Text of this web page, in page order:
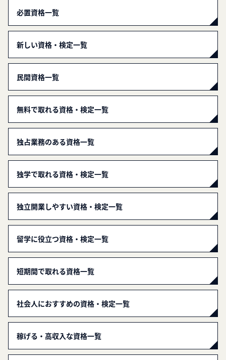
必置資格一覧
新しい資格・検定一覧
民間資格一覧
無料で取れる資格・検定一覧
独占業務のある資格一覧
独学で取れる資格・検定一覧
独立開業しやすい資格・検定一覧
留学に役立つ資格・検定一覧
短期間で取れる資格一覧
社会人におすすめの資格・検定一覧
稼げる・高収入な資格一覧